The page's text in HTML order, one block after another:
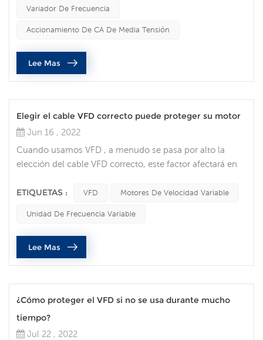
eléctrico. Los equipos de media tensión (MV) representan
Variador De Frecuencia
Accionamiento De CA De Media Tensión
Lee Mas
Elegir el cable VFD correcto puede proteger su motor
Jun 16 , 2022
Cuando usamos VFD , a menudo se pasa por alto la
elección del cable VFD correcto, este factor afectará en
cable VFD ahora como su póliza de seguro para su
desempeñan un papel fundamental en todos los ámbitos
de la vida. Los ingenieros y operado...
ETIQUETAS : VFD Motores De Velocidad Variable
Unidad De Frecuencia Variable
Lee Mas
¿Cómo proteger el VFD si no se usa durante mucho
tiempo?
Jul 22 , 2022